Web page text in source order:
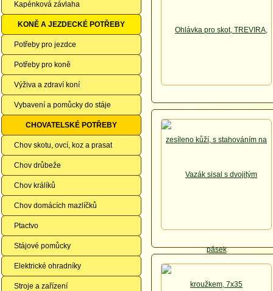
Kapénková závlaha
KONĚ A JEZDECKÉ POTŘEBY
Potřeby pro jezdce
Potřeby pro koně
Výživa a zdraví koní
Vybavení a pomůcky do stáje
CHOVATELSKÉ POTŘEBY
Chov skotu, ovcí, koz a prasat
Chov drůbeže
Chov králíků
Chov domácích mazlíčků
Ptactvo
Stájové pomůcky
Elektrické ohradníky
Stroje a zařízení